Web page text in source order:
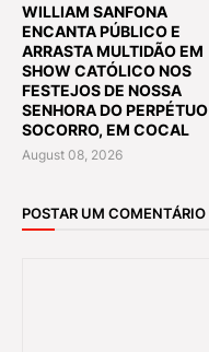
WILLIAM SANFONA
ENCANTA PÚBLICO E
ARRASTA MULTIDÃO EM
SHOW CATÓLICO NOS
FESTEJOS DE NOSSA
SENHORA DO PERPÉTUO
SOCORRO, EM COCAL
August 08, 2026
POSTAR UM COMENTÁRIO